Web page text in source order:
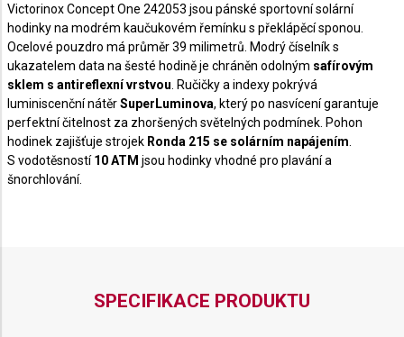
Victorinox Concept One 242053 jsou pánské sportovní solární
hodinky na modrém kaučukovém řemínku s překlápěcí sponou.
Ocelové pouzdro má průměr 39 milimetrů . Modrý číselník s
ukazatelem data na šesté hodině je chráněn odolným safírovým
sklem s antireflexní vrstvou . Ručičky a indexy pokrývá
luminiscenční nátěrSuperLuminova, který po nasvícení garantuje
perfektní čitelnost za zhoršených světelných podmínek. Pohon
hodinek zajišťuje strojek Ronda 215 se solárním napájením
S vodotěsností10 ATM jsou hodinky vhodné pro plavání a
šnorchlování.
SPECIFIKACE PRODUKTU